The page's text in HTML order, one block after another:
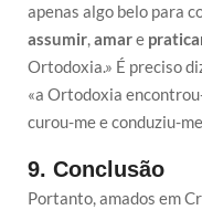
apenas algo belo para
assumir,amare
Ortodoxia.» É preciso
«a Ortodoxia
curou-me e conduziu-
9. Conclusão
Portanto, amados em